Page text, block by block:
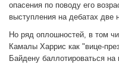
опасения по поводу его
выступления на дебатах две
Но ряд оплошностей, в том
Камалы Харрис как "вице-
Байдену баллотироваться на